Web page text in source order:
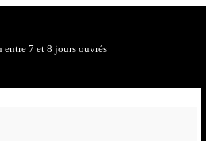
7 et 8 jours ouvrés